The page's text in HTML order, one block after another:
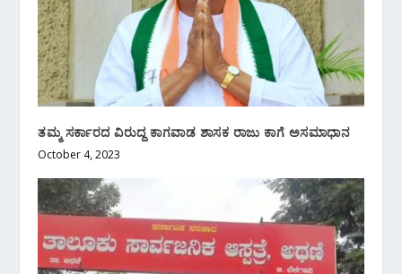
ತಮ್ಮ ಸರ್ಕಾರದ ವಿರುದ್ದ ಕಾಗವಾಡ ಶಾಸಕ ರಾಜು ಕಾಗೆ ಅಸಮಾಧಾನ
October 4, 2023